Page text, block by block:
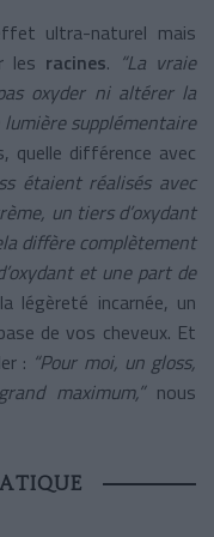
ultra-naturel mais
les racines. “La vraie
oxyder ni altérer la
supplémentaire
quelle différence avec
étaient réalisés avec
un tiers d’oxydant
diffère complètement
et une part de
légèreté incarnée, un
de vos cheveux. Et
: “Pour moi, un gloss,
maximum,”nous